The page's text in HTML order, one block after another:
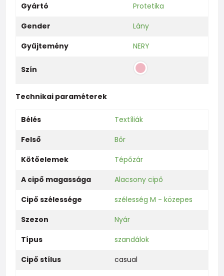
Gyártó
Protetika
Gender
Lány
Gyűjtemény
NERY
Szín
Technikai paraméterek
Bélés
Textíliák
Felső
Bőr
Kötőelemek
Tépőzár
A cipő magassága
Alacsony cipő
Cipő szélessége
szélesség M - közepes
Szezon
Nyár
Típus
szandálok
Cipő stílus
casual